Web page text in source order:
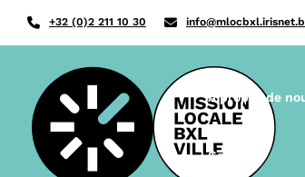
+32 (0)2 211 10 30
A propos de
Contact